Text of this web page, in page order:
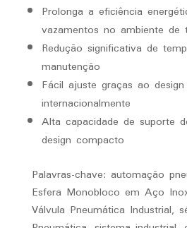
Prolonga a eficiência
vazamentos no ambiente de
Redução significativa de
manutenção
Fácil ajuste graças ao
internacionalmente
Alta capacidade de suporte
design compacto
Palavras-chave: automação
Esfera Monobloco em Aço
Válvula Pneumática Industrial,